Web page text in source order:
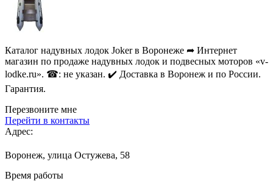
Каталог надувных лодок Joker в Воронеже ➦ Интернет
магазин по продаже надувных лодок и подвесных моторов «v-
lodke.ru». ☎: не указан. ✔️ Доставка в Воронеж и по России.
Гарантия.
Перезвоните мне
Перейти в контакты
Адрес:
Воронеж, улица Остужева, 58
Время работы